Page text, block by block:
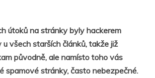
útoků na stránky byly hackerem
všech starších článků, takže již
původně, ale namísto toho vás
spamové stránky, často nebezpečné.